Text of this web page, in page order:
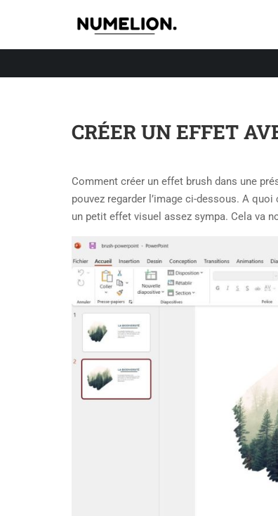
CRÉER UN EFFET
Comment créer un effet brush dans une
pouvez regarder l’image ci-dessous. A
un petit effet visuel assez sympa. Cela va